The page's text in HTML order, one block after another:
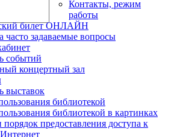
Контакты, режим
работы
билет ОНЛАЙН
часто задаваемые вопросы
событий
концертный зал
выставок
библиотекой
библиотекой в картинках
порядок предоставления доступа к